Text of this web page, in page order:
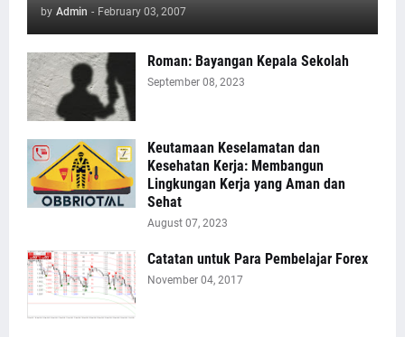
by Admin - February 03, 2007
Roman: Bayangan Kepala Sekolah
September 08, 2023
Keutamaan Keselamatan dan
Kesehatan Kerja: Membangun
Lingkungan Kerja yang Aman dan
Sehat
August 07, 2023
Catatan untuk Para Pembelajar Forex
November 04, 2017